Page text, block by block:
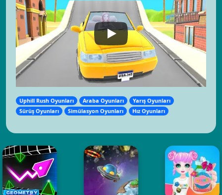
Uphill Rush Oyunları Araba Oyunları
Yarış Oyunları
Sürüş Oyunları
Simülasyon Oyunları Hız Oyunları